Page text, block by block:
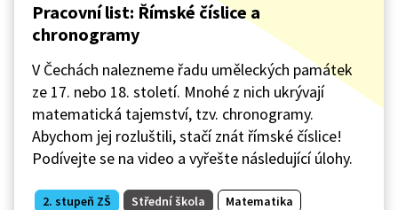
Pracovní list: Římské číslice a
chronogramy
V Čechách nalezneme řadu uměleckých památek
ze 17. nebo 18. století. Mnohé z nich ukrývají
matematická tajemství, tzv. chronogramy.
Abychom jej rozluštili, stačí znát římské číslice!
Podívejte se na video a vyřešte následující úlohy.
2. stupeň ZŠ Střední škola Matematika